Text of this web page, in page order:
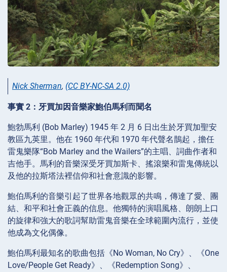
Nick Sherman, (CC BY-NC-SA 2.0)
事實 2：牙買加因音樂家鮑伯馬利而聞名
鮑勃馬利 (Bob Marley) 1945 年 2 月 6 日出生於牙買加聖安
教區九英里。他在 1960 年代和 1970 年代聲名鵲起，擔任
雷鬼樂隊“Bob Marley and the Wailers”的主唱、詞曲作者和
吉他手。馬利的音樂深受牙買加斯卡、搖滾樂和雷鬼傳統以
及他的拉斯塔法裡信仰和社會意識的影響。
鮑伯馬利的音樂引起了世界各地觀眾的共鳴，傳達了愛、團
結、和平和社會正義的信息。他獨特的演唱風格、朗朗上口
的旋律和強大的歌詞幫助雷鬼音樂在全球範圍內流行，並使
他成為文化偶像。
鮑伯馬利最知名的歌曲包括《No Woman, No Cry》、《One
Love/People Get Ready》、《Redemption Song》、